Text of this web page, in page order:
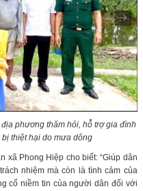
phương thăm hỏi, hỗ trợ gia đình
thiệt hại do mưa dông
xã Phong Hiệp cho biết: “Giúp dân
nhiệm mà còn là tình cảm của
cố niềm tin của người dân đối với